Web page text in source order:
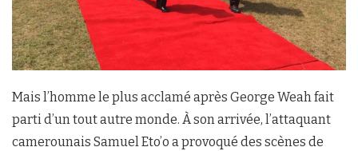
Mais l’homme le plus acclamé après George Weah fait
parti d’un tout autre monde. À son arrivée, l’attaquant
camerounais Samuel Eto’o a provoqué des scènes de